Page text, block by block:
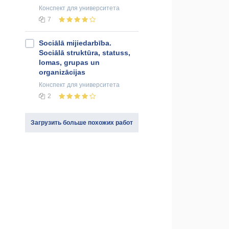
Конспект для университета
7
Sociālā mijiedarbība.
Sociālā struktūra, statuss,
lomas, grupas un
organizācijas
Конспект для университета
2
Загрузить больше похожих работ